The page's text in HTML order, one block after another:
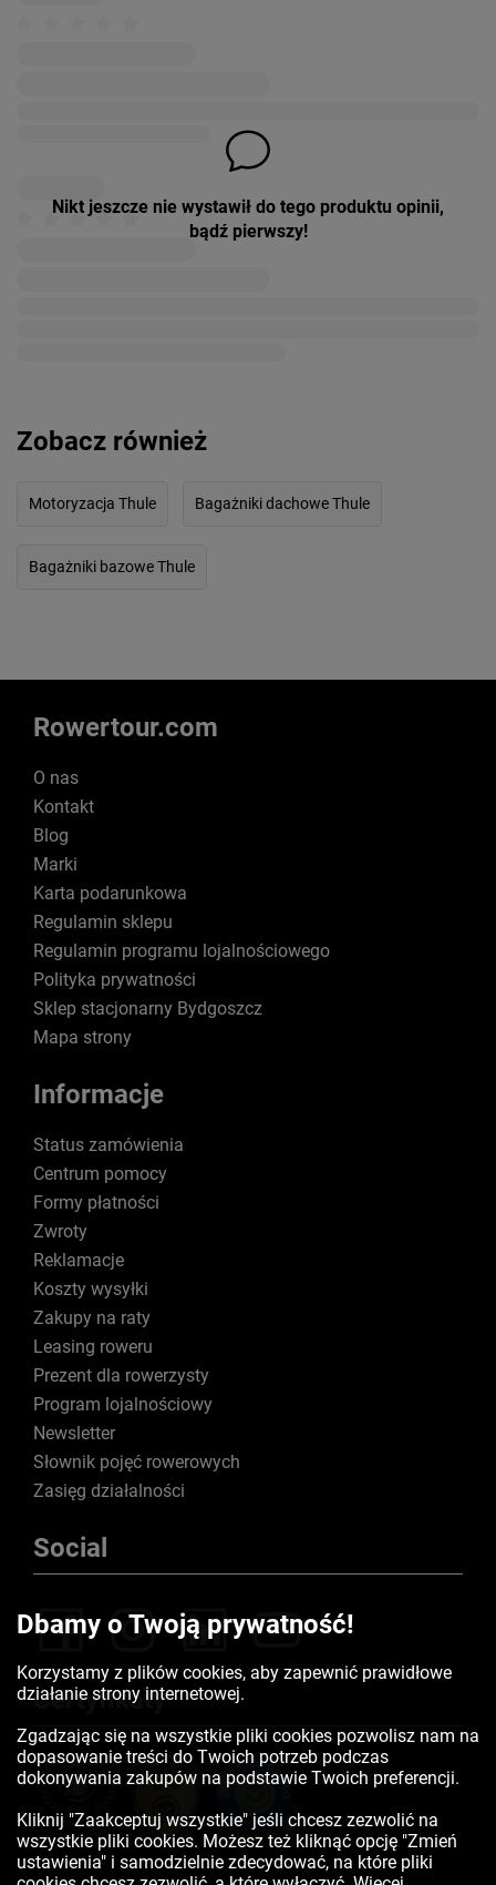
Nikt jeszcze nie wystawił do tego produktu opinii,
bądź pierwszy!
Zobacz również
Motoryzacja Thule Bagażniki dachowe Thule
Bagażniki bazowe Thule
Rowertour.com
O nas
Kontakt
Blog
Marki
Karta podarunkowa
Regulamin sklepu
Regulamin programu lojalnościowego
Polityka prywatności
Sklep stacjonarny Bydgoszcz
Mapa strony
Informacje
Status zamówienia
Centrum pomocy
Formy płatności
Zwroty
Reklamacje
Koszty wysyłki
Zakupy na raty
Leasing roweru
Prezent dla rowerzysty
Program lojalnościowy
Newsletter
Słownik pojęć rowerowych
Zasięg działalności
Social
Certyfikaty
Dbamy o Twoją prywatność!
Korzystamy z plików cookies, aby zapewnić prawidłowe
działanie strony internetowej.
Zgadzając się na wszystkie pliki cookies pozwolisz nam na
dopasowanie treści do Twoich potrzeb podczas
dokonywania zakupów na podstawie Twoich preferencji.
Kliknij "Zaakceptuj wszystkie" jeśli chcesz zezwolić na
wszystkie pliki cookies. Możesz też kliknąć opcję "Zmień
ustawienia" i samodzielnie zdecydować, na które pliki